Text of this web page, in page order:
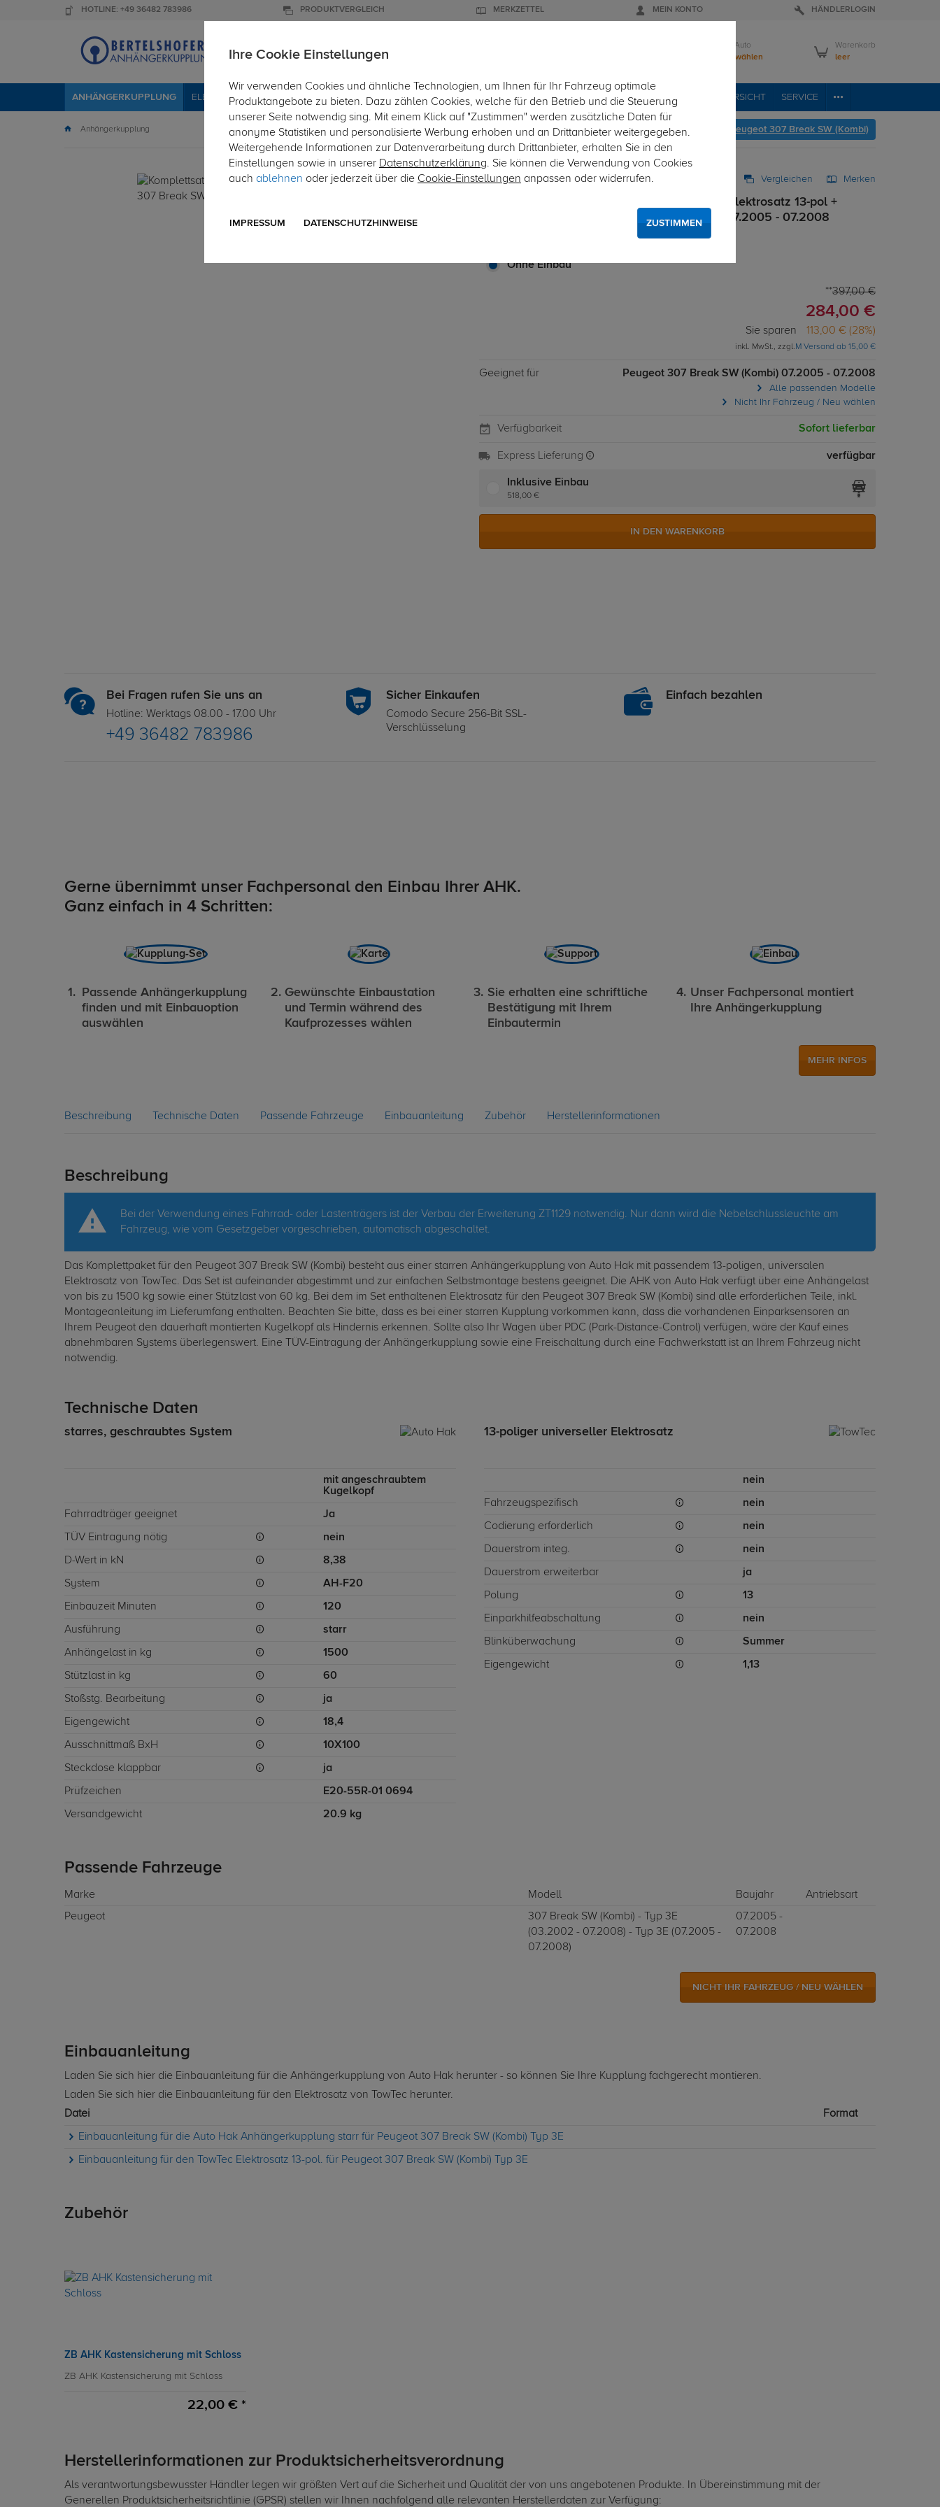
HOTLINE: +49 36482 783986 PRODUKTVERGLEICH MERKZETTEL MEIN KONTO HÄNDLERLOGIN
Mein Auto
Bitte wählen
Warenkorb
leer
ANHÄNGERKUPPLUNG ELEKTROSÄTZE DACHTRÄGER DACHBOXEN FAHRRADTRÄGER ZUBEHÖR EINBAUSERVICE FAHRZEUGÜBERSICHT SERVICE
Anhängerkupplung Hier geht's zur Fahrzeugübersicht: Peugeot 307 Break SW (Kombi)
Art.-Nr. SET-sPE089-2384999 Vergleichen Merken
Auto Hak Anhängerkupplung starr + TowTec Elektrosatz 13-pol +
Adapter für Peugeot 307 Break SW (Kombi) 07.2005 - 07.2008
starres, geschraubtes System mit uni Elektrosatz
Ohne Einbau
397,00 €
284,00 €
Sie sparen 113,00 € (28%)
inkl. MwSt., zzgl.M Versand ab 15,00 €
Geeignet für Peugeot 307 Break SW (Kombi) 07.2005 - 07.2008
Alle passenden Modelle
Nicht Ihr Fahrzeug / Neu wählen
Verfügbarkeit Sofort lieferbar
Express Lieferung verfügbar
Inklusive Einbau
518,00 €
IN DEN WARENKORB
Bei Fragen rufen Sie uns an
Hotline: Werktags 08.00 - 17.00 Uhr
+49 36482 783986
Sicher Einkaufen
Comodo Secure 256-Bit SSL-
Verschlüsselung
Einfach bezahlen
Gerne übernimmt unser Fachpersonal den Einbau Ihrer AHK.
Ganz einfach in 4 Schritten:
Passende Anhängerkupplung
finden und mit Einbauoption
auswählen
Gewünschte Einbaustation
und Termin während des
Kaufprozesses wählen
Sie erhalten eine schriftliche
Bestätigung mit Ihrem
Einbautermin
Unser Fachpersonal montiert
Ihre Anhängerkupplung
MEHR INFOS
Beschreibung Technische Daten Passende Fahrzeuge Einbauanleitung Zubehör Herstellerinformationen
Beschreibung
Bei der Verwendung eines Fahrrad- oder Lastenträgers ist der Verbau der Erweiterung ZT1129 notwendig. Nur dann wird die Nebelschlussleuchte am
Fahrzeug, wie vom Gesetzgeber vorgeschrieben, automatisch abgeschaltet.
Das Komplettpaket für den Peugeot 307 Break SW (Kombi) besteht aus einer starren Anhängerkupplung von Auto Hak mit passendem 13-poligen, universalen
Elektrosatz von TowTec. Das Set ist aufeinander abgestimmt und zur einfachen Selbstmontage bestens geeignet. Die AHK von Auto Hak verfügt über eine Anhängelast
von bis zu 1500 kg sowie einer Stützlast von 60 kg. Bei dem im Set enthaltenen Elektrosatz für den Peugeot 307 Break SW (Kombi) sind alle erforderlichen Teile, inkl.
Montageanleitung im Lieferumfang enthalten. Beachten Sie bitte, dass es bei einer starren Kupplung vorkommen kann, dass die vorhandenen Einparksensoren an
Ihrem Peugeot den dauerhaft montierten Kugelkopf als Hindernis erkennen. Sollte also Ihr Wagen über PDC (Park-Distance-Control) verfügen, wäre der Kauf eines
abnehmbaren Systems überlegenswert. Eine TÜV-Eintragung der Anhängerkupplung sowie eine Freischaltung durch eine Fachwerkstatt ist an Ihrem Fahrzeug nicht
notwendig.
Technische Daten
starres, geschraubtes System
mit angeschraubtem
Kugelkopf
Fahrradträger geeignet Ja
TÜV Eintragung nötig nein
D-Wert in kN 8,38
System AH-F20
Einbauzeit Minuten 120
Ausführung starr
Anhängelast in kg 1500
Stützlast in kg 60
Stoßstg. Bearbeitung ja
Eigengewicht 18,4
Ausschnittmaß BxH 10X100
Steckdose klappbar ja
Prüfzeichen E20-55R-01 0694
Versandgewicht 20.9 kg
13-poliger universeller Elektrosatz
nein
Fahrzeugspezifisch nein
Codierung erforderlich nein
Dauerstrom integ. nein
Dauerstrom erweiterbar ja
Polung 13
Einparkhilfeabschaltung nein
Blinküberwachung Summer
Eigengewicht 1,13
Passende Fahrzeuge
Marke Modell Baujahr
Antriebsart
Peugeot
307 Break SW (Kombi) - Typ 3E
(03.2002 - 07.2008) - Typ 3E (07.2005 -
07.2008)
07.2005 -
07.2008
NICHT IHR FAHRZEUG / NEU WÄHLEN
Einbauanleitung
Laden Sie sich hier die Einbauanleitung für die Anhängerkupplung von Auto Hak herunter - so können Sie Ihre Kupplung fachgerecht montieren.
Laden Sie sich hier die Einbauanleitung für den Elektrosatz von TowTec herunter.
Datei
Format
Einbauanleitung für die Auto Hak Anhängerkupplung starr für Peugeot 307 Break SW (Kombi) Typ 3E
Einbauanleitung für den TowTec Elektrosatz 13-pol. für Peugeot 307 Break SW (Kombi) Typ 3E
Zubehör
ZB AHK Kastensicherung mit Schloss
ZB AHK Kastensicherung mit Schloss
22,00 € *
Herstellerinformationen zur Produktsicherheitsverordnung
Als verantwortungsbewusster Händler legen wir größten Vert auf die Sicherheit und Qualität der von uns angebotenen Produkte. In Übereinstimmung mit der
Generellen Produktsicherheitsrichtlinie (GPSR) stellen wir Ihnen nachfolgend alle relevanten Herstellerdaten zur Verfügung:
Ihre Cookie Einstellungen
Wir verwenden Cookies und ähnliche Technologien, um Ihnen für Ihr Fahrzeug optimale
Produktangebote zu bieten. Dazu zählen Cookies, welche für den Betrieb und die Steuerung
unserer Seite notwendig sing. Mit einem Klick auf "Zustimmen" werden zusätzliche Daten für
anonyme Statistiken und personalisierte Werbung erhoben und an Drittanbieter weitergegeben.
Weitergehende Informationen zur Datenverarbeitung durch Drittanbieter, erhalten Sie in den
Einstellungen sowie in unserer Datenschutzerklärung. Sie können die Verwendung von Cookies
auch ablehnen oder jederzeit über die Cookie-Einstellungen anpassen oder widerrufen.
IMPRESSUM DATENSCHUTZHINWEISE ZUSTIMMEN